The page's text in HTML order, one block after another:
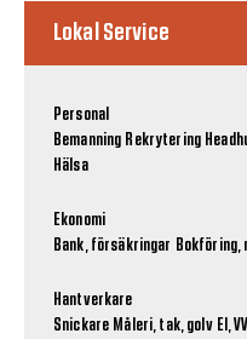
Lokal Service
Personal
Bemanning Rekrytering
Hälsa
Ekonomi
Bank, försäkringar Bokföring,
Hantverkare
Snickare Måleri, tak, golv El,